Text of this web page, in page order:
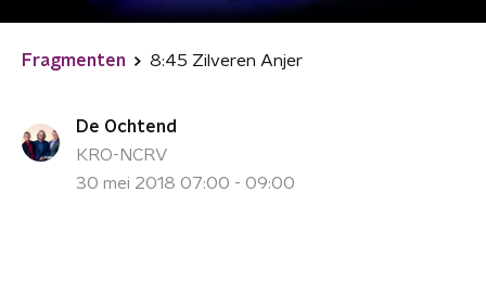
Fragmenten 8:45 Zilveren Anjer
De Ochtend
KRO-NCRV
30 mei 2018 07:00 - 09:00